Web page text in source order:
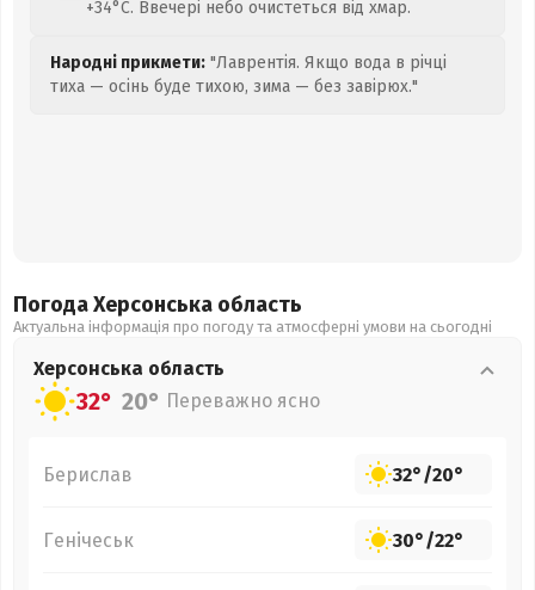
+34°C. Ввечері небо очистеться від хмар.
Народні прикмети: "Лаврентія. Якщо вода в річці
тиха — осінь буде тихою, зима — без завірюх."
Погода Херсонська область
Актуальна інформація про погоду та атмосферні умови на сьогодні
Херсонська область
32° 20° Переважно ясно
Берислав 32°/20°
Генічеськ 30°/22°